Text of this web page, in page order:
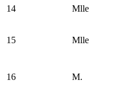
14 Mlle
15 Mlle
16 M.